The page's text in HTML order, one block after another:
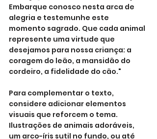
Embarque conosco nesta arca de
alegria e testemunhe este
momento sagrado. Que cada animal
represente uma virtude que
desejamos para nossa criança: a
coragem do leão, a mansidão do
cordeiro, a fidelidade do cão."
Para complementar o texto,
considere adicionar elementos
visuais que reforcem o tema.
Ilustrações de animais adoráveis,
um arco-íris sutil no fundo, ou até